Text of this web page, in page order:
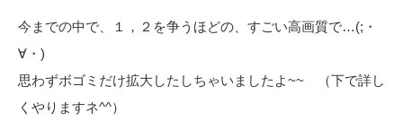
今までの中で、１，２を争うほどの、すごい高画質で…(;・
∀・)
思わずボゴミだけ拡大したしちゃいましたよ~~ （下で詳し
くやりますネ^^）